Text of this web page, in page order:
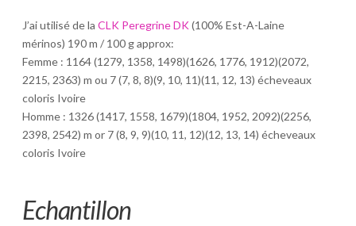
J’ai utilisé de la CLK Peregrine DK(100% Est-A-Laine
mérinos) 190 m / 100 g approx:
Femme : 1164 (1279, 1358, 1498)(1626, 1776, 1912)(2072,
2215, 2363) m ou 7 (7, 8, 8)(9, 10, 11)(11, 12, 13) écheveaux
coloris Ivoire
Homme : 1326 (1417, 1558, 1679)(1804, 1952, 2092)(2256,
2398, 2542) m or 7 (8, 9, 9)(10, 11, 12)(12, 13, 14) écheveaux
coloris Ivoire
Echantillon